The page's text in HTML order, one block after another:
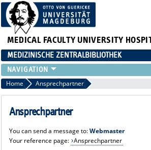
MEDICAL FACULTY UNIVERSITY
MEDIZINISCHE ZENTRALBIBLIOTHEK
Home Ansprechpartner
Ansprechpartner
You can send a message to:Webmaster
Your reference page: Ansprechpartner